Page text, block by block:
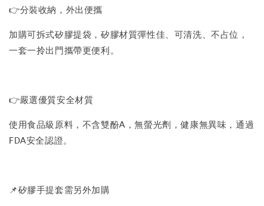
👉分裝收納，外出便攜
加購可拆式矽膠提袋，矽膠材質彈性佳、可清洗、不占位，
一套一拎出門攜帶更便利。
👉嚴選優質安全材質
使用食品級原料，不含雙酚A，無螢光劑，健康無異味，通過
FDA安全認證。
📌矽膠手提套需另外加購